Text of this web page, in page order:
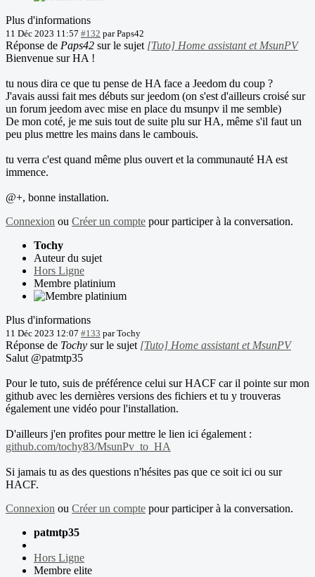
Plus d'informations
11 Déc 2023 11:57 #132 parPaps42
Réponse de Paps42 sur le sujet [Tuto] Home assistant et MsunPV
Bienvenue sur HA !
tu nous dira ce que tu pense de HA face a Jeedom du coup ?
J'avais aussi fait mes débuts sur jeedom (on s'est d'ailleurs croisé sur
un forum jeedom avec mise en place du msunpv il me semble)
De mon coté, je me suis tout de suite plu sur HA, même s'il faut un
peu plus mettre les mains dans le cambouis.
tu verra c'est quand même plus ouvert et la communauté HA est
immence.
@+, bonne installation.
Connexion ou Créer un compte pour participer à la conversation.
Tochy
Auteur du sujet
Hors Ligne
Membre platinium
Plus d'informations
11 Déc 2023 12:07 #133 parTochy
Réponse de Tochy sur le sujet [Tuto] Home assistant et MsunPV
Salut @patmtp35
Pour le tuto, suis de préférence celui sur HACF car il pointe sur mon
github avec les dernières versions des fichiers et tu y trouveras
également une vidéo pour l'installation.
D'ailleurs j'en profites pour mettre le lien ici également :
github.com/tochy83/MsunPv_to_HA
Si jamais tu as des questions n'hésites pas que ce soit ici ou sur
HACF.
Connexion ou Créer un compte pour participer à la conversation.
patmtp35
Hors Ligne
Membre elite